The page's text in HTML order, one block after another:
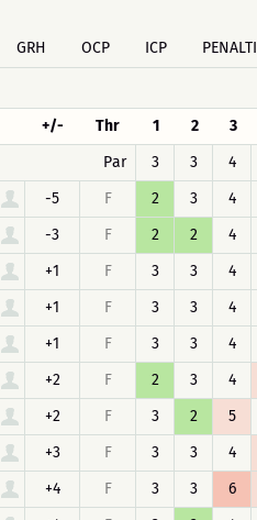
GRH OCP ICP
+/- Thr 1 2 3
Par
3 3 4
-5 F 2 3 4
-3 F 2 2 4
+1 F 3 3 4
+1 F 3 3 4
+1 F 3 3 4
+2 F 2 3 4
+2 F 3 2 5
+3 F 3 3 4
+4 F 3 3 6